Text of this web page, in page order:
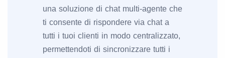
una soluzione di chat multi-agente che
ti consente di rispondere via chat a
tutti i tuoi clienti in modo centralizzato,
permettendoti di sincronizzare tutti i